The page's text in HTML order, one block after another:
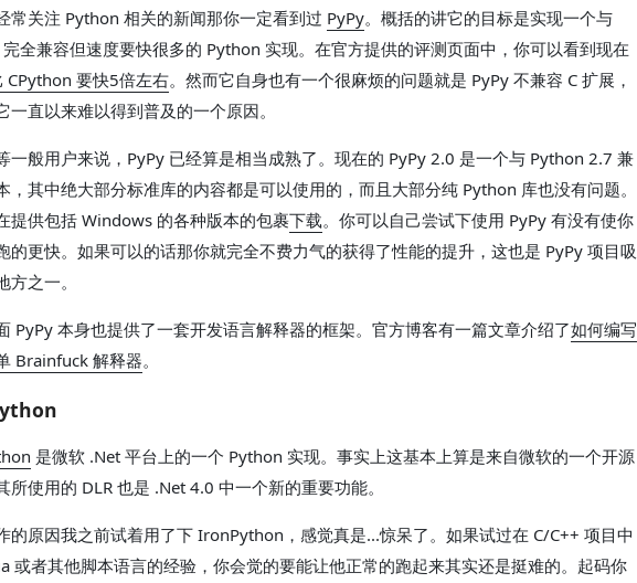
常关注 Python 相关的新闻那你一定看到过 PyPy。概括的讲它的目标是实现一个与
全兼容但速度要快很多的 Python 实现。在官方提供的评测页面中，你可以看到现在
CPython 要快5倍左右。然而它自身也有一个很麻烦的问题就是 PyPy 不兼容 C 扩展，
一直以来难以得到普及的一个原因。
一般用户来说，PyPy 已经算是相当成熟了。现在的 PyPy 2.0 是一个与 Python 2.7 兼
，其中绝大部分标准库的内容都是可以使用的，而且大部分纯 Python 库也没有问题。
提供包括 Windows 的各种版本的包裹下载。你可以自己尝试下使用 PyPy 有没有使你
的更快。如果可以的话那你就完全不费力气的获得了性能的提升，这也是 PyPy 项目吸
方之一。
PyPy 本身也提供了一套开发语言解释器的框架。官方博客有一篇文章介绍了如何编写
Brainfuck 解释器。
是微软 .Net 平台上的一个 Python 实现。事实上这基本上算是来自微软的一个开源
所使用的 DLR 也是 .Net 4.0 中一个新的重要功能。
的原因我之前试着用了下 IronPython，感觉真是...惊呆了。如果试过在 C/C++ 项目中
或者其他脚本语言的经验，你会觉的要能让他正常的跑起来其实还是挺难的。起码你